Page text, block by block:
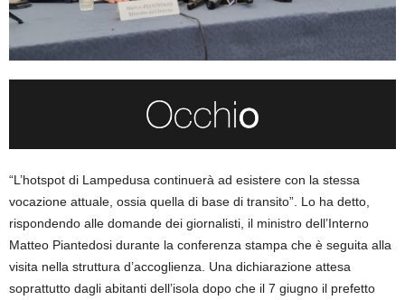
“L’hotspot di Lampedusa continuerà ad esistere con la stessa
vocazione attuale, ossia quella di base di transito”. Lo ha detto,
rispondendo alle domande dei giornalisti, il ministro dell’Interno
Matteo Piantedosi durante la conferenza stampa che è seguita alla
visita nella struttura d’accoglienza. Una dichiarazione attesa
soprattutto dagli abitanti dell’isola dopo che il 7 giugno il prefetto